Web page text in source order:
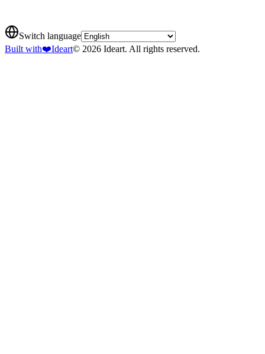
Switch language
Built with❤️Ideart© 2026 Ideart. All rights reserved.